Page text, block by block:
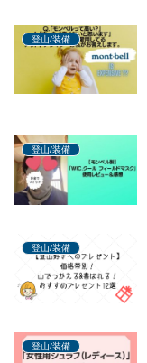
登山/装備
登山/装備
登山/装備
登山/装備